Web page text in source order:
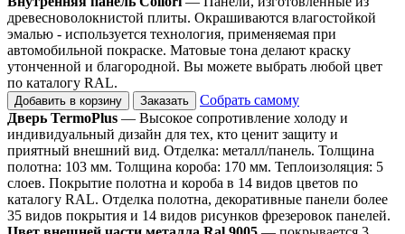
древесноволокнистой плиты. Окрашиваются влагостойкой
эмалью - используется технология, применяемая при
автомобильной покраске. Матовые тона делают краску
утонченной и благородной. Вы можете выбрать любой цвет
по каталогу RAL.
Добавить в корзину Заказать
Собрать самому
Дверь TermoPlus — Высокое сопротивление холоду и
индивидуальный дизайн для тех, кто ценит защиту и
приятный внешний вид. Отделка: металл/панель. Толщина
полотна: 103 мм. Толщина короба: 170 мм. Теплоизоляция: 5
слоев. Покрытие полотна и короба в 14 видов цветов по
каталогу RAL. Отделка полотна, декоративные панели более
35 видов покрытия и 14 видов рисунков фрезеровок панелей.